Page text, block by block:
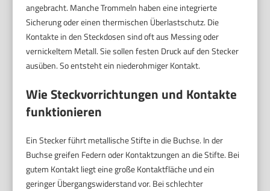
angebracht. Manche Trommeln haben eine integrierte
Sicherung oder einen thermischen Überlastschutz. Die
Kontakte in den Steckdosen sind oft aus Messing oder
vernickeltem Metall. Sie sollen festen Druck auf den Stecker
ausüben. So entsteht ein niederohmiger Kontakt.
Wie Steckvorrichtungen und Kontakte
funktionieren
Ein Stecker führt metallische Stifte in die Buchse. In der
Buchse greifen Federn oder Kontaktzungen an die Stifte. Bei
gutem Kontakt liegt eine große Kontaktfläche und ein
geringer Übergangswiderstand vor. Bei schlechter